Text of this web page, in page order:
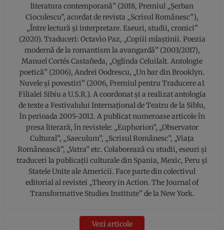
literatura contemporană” (2018, Premiul „Șerban
Cioculescu”, acordat de revista „Scrisul Românesc”),
„Între lectură și interpretare. Eseuri, studii, cronici”
(2020). Traduceri: Octavìo Paz, „Copiii mlaștinii. Poezia
modernă de la romantism la avangardă” (2003/2017),
Manuel Cortés Castañeda, „Oglinda Celuilalt. Antologie
poetică” (2006), Andrei Oodrescu, „Un bar din Brooklyn.
Nuvele şi povestiri” (2006, Premiul pentru Traducere a1
Filialei Sibiu a U.S.R.). A coordonat şi a realizat antologia
de texte a Festivalului Internațional de Teatru de la Siblu,
în perioada 2005-2012. A publicat numeroase articole în
presa literară, în revistele: „Euphorion”, „Observator
Cultural”, „Saeculum”, „Scrisul Românesc”, „Viața
Românească”, „Vatra” etc. Colaborează cu studii, eseuri şi
traduceri la publicații culturale din Spania, Mexic, Peru şi
Statele Unite ale Americii. Face parte din colectivul
editorial al revistei „Theory in Action. The Journal of
Transformative Studies Institute” de la New York.
Vezi articole